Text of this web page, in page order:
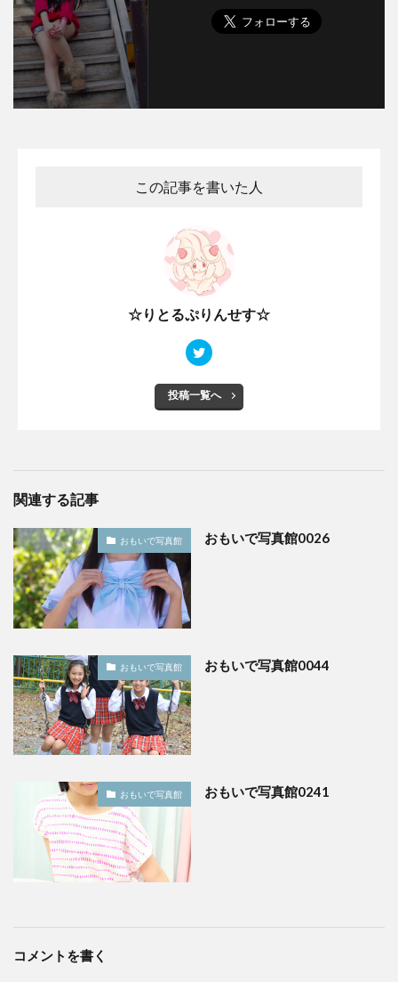
この記事を書いた人
☆りとるぷりんせす☆
投稿一覧へ
関連する記事
おもいで写真館 おもいで写真館0026
おもいで写真館 おもいで写真館0044
おもいで写真館 おもいで写真館0241
コメントを書く